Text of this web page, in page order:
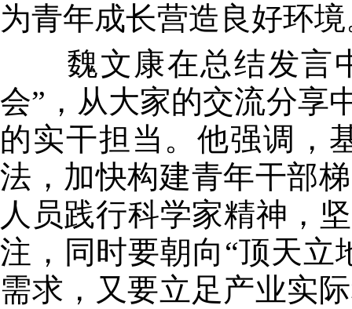
为青年成长营造良好环
魏文康在总结发言中
会”，从大家的交流分享
的实干担当。他强调，
法，加快构建青年干部
人员践行科学家精神，
注，同时要朝向“顶天立
需求，又要立足产业实